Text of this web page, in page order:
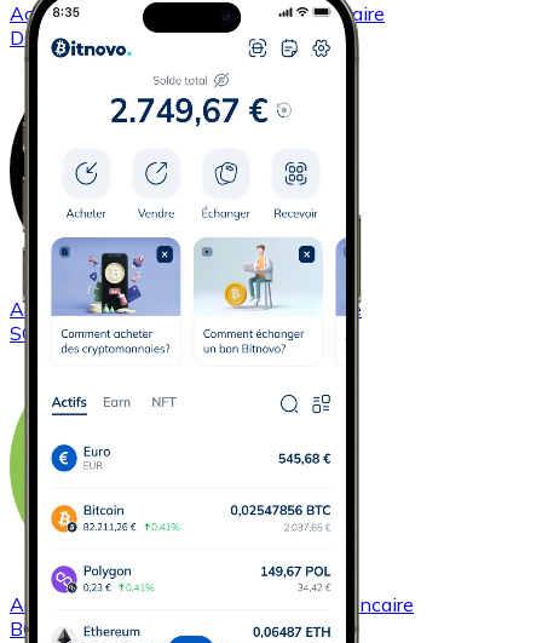
Acheter Dogecoin
avec virement bancaire
DOGE
AcheterSolana
avec virement bancaire
SOL
Acheter
avec virement bancaire
BCH